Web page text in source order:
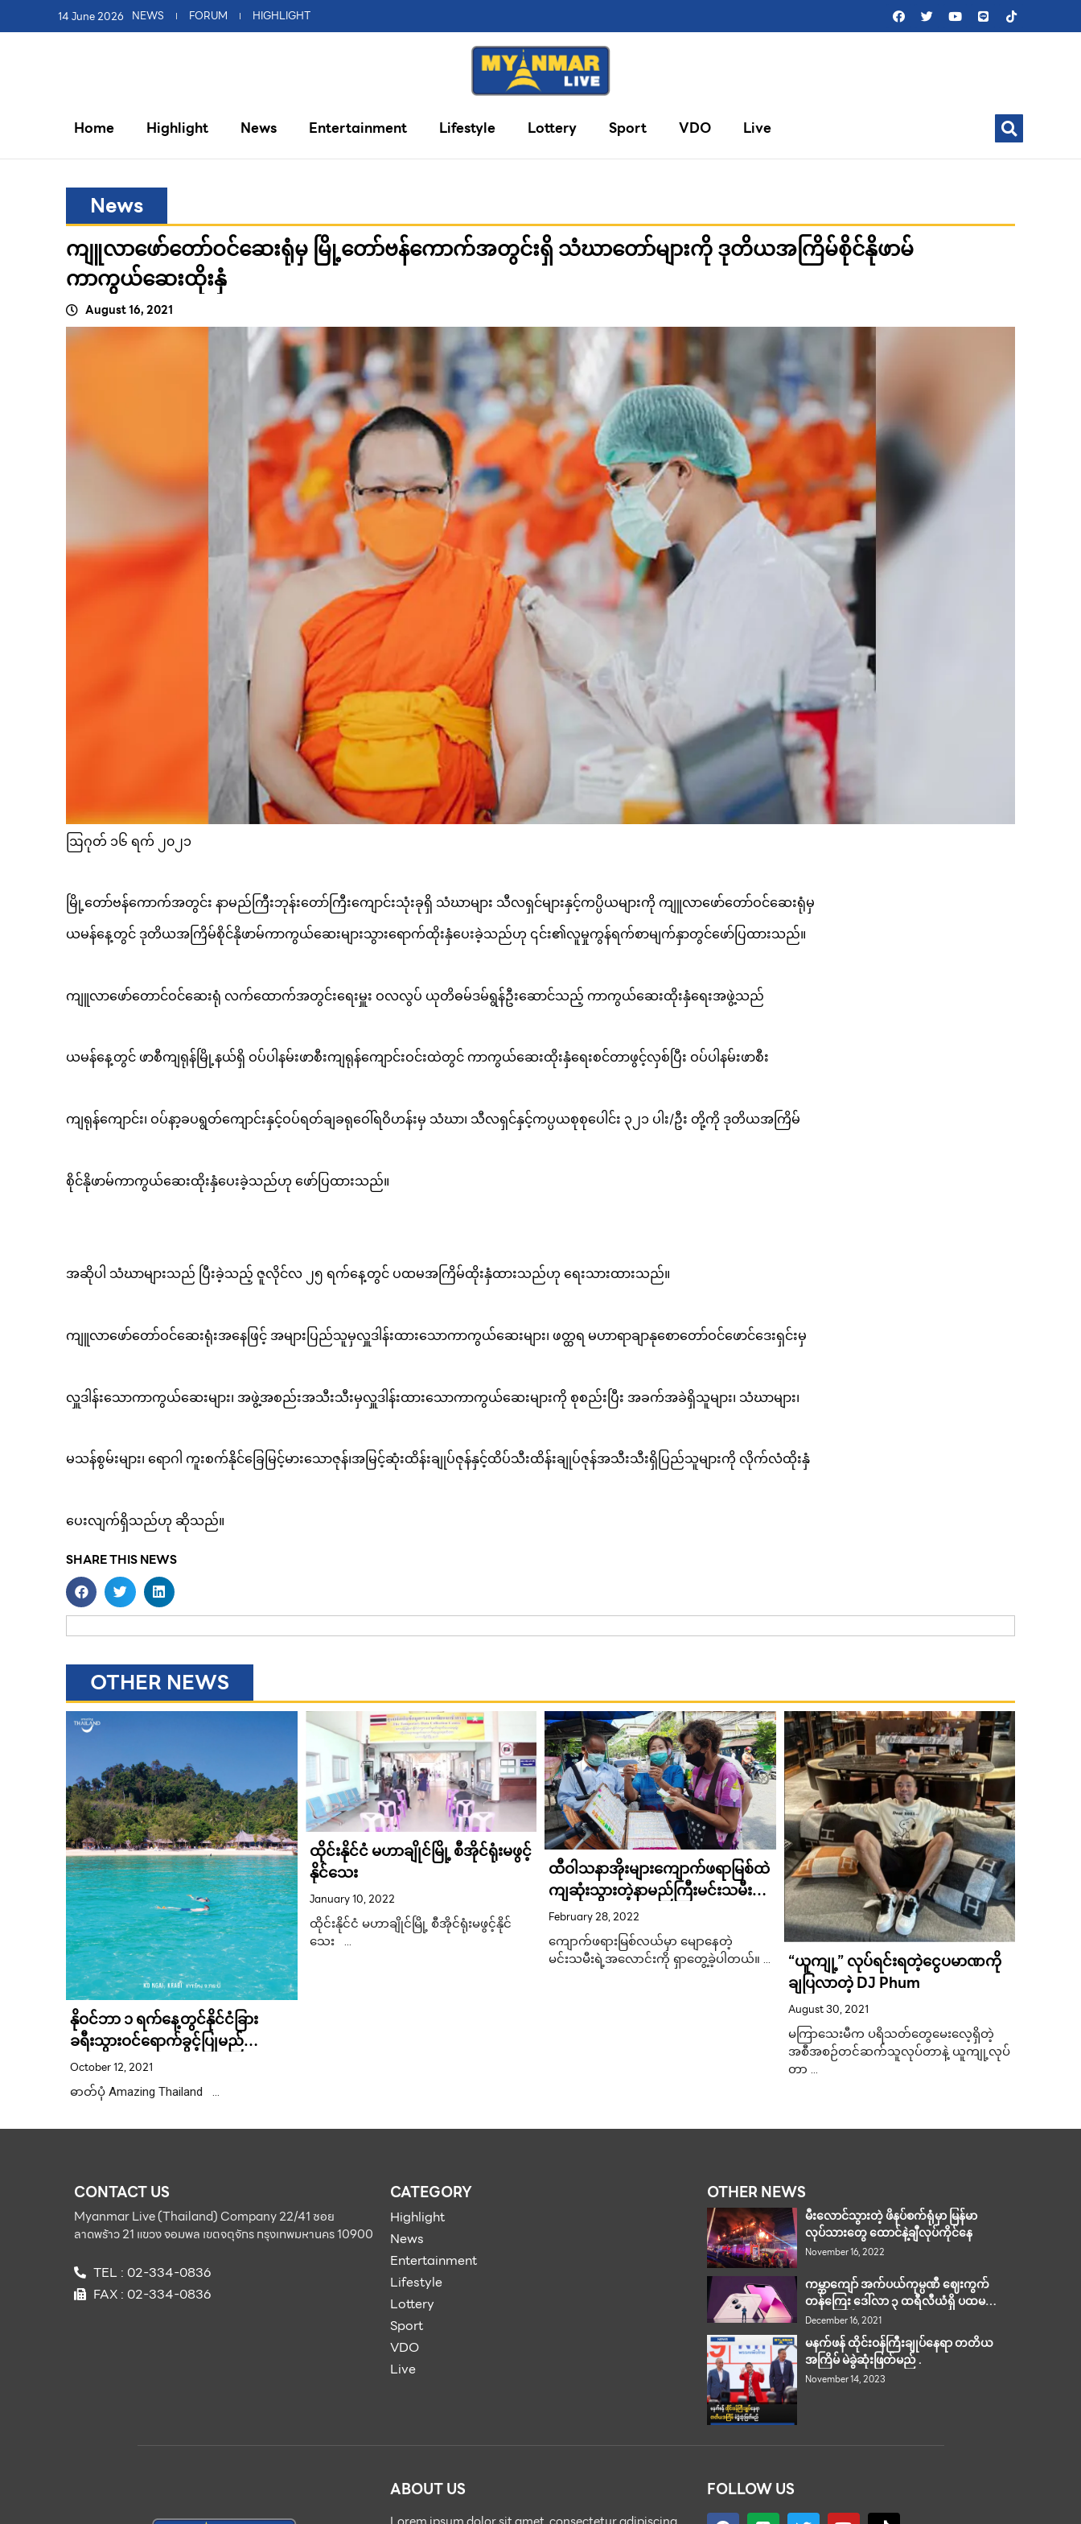
14 June 2026 NEWS FORUM HIGHLIGHT
Home Highlight News Entertainment Lifestyle Lottery Sport VDO Live
News
ကျူလာဖော်တော်ဝင်ဆေးရုံမှ မြို့တော်ဗန်ကောက်အတွင်းရှိ သံဃာတော်များကို ဒုတိယအကြိမ်စိုင်နိုဖာမ်
ကာကွယ်ဆေးထိုးနှံ
August 16, 2021
ဩဂုတ် ၁၆ ရက် ၂၀၂၁
မြို့တော်ဗန်ကောက်အတွင်း နာမည်ကြီးဘုန်းတော်ကြီးကျောင်းသုံးခုရှိ သံဃာများ သီလရှင်များနှင့်ကပ္ပိယများကို ကျူလာဖော်တော်ဝင်ဆေးရုံမှ
ယမန်နေ့တွင် ဒုတိယအကြိမ်စိုင်နိုဖာမ်ကာကွယ်ဆေးများသွားရောက်ထိုးနှံပေးခဲ့သည်ဟု ၎င်း၏လူမှုကွန်ရက်စာမျက်နှာတွင်ဖော်ပြထားသည်။
ကျူလာဖော်တောင်ဝင်ဆေးရုံ လက်ထောက်အတွင်းရေးမှူး ဝလလွပ် ယုတိဓမ်ဒမ်ရွန်ဦးဆောင်သည့် ကာကွယ်ဆေးထိုးနှံရေးအဖွဲ့သည်
ယမန်နေ့တွင် ဖာစီကျရုန်မြို့နယ်ရှိ ဝပ်ပါနမ်းဖာစီးကျရုန်ကျောင်းဝင်းထဲတွင် ကာကွယ်ဆေးထိုးနှံရေးစင်တာဖွင့်လှစ်ပြီး ဝပ်ပါနမ်းဖာစီး
ကျရုန်ကျောင်း၊ ဝပ်နာ့ခပရွတ်ကျောင်းနှင့်ဝပ်ရတ်ချခရုဝေါ်ရဝိဟန်းမှ သံဃာ၊ သီလရှင်နှင့်ကပ္ပယစုစုပေါင်း ၃၂၁ ပါး/ဦး တို့ကို ဒုတိယအကြိမ်
စိုင်နိုဖာမ်ကာကွယ်ဆေးထိုးနှံပေးခဲ့သည်ဟု ဖော်ပြထားသည်။
အဆိုပါ သံဃာများသည် ပြီးခဲ့သည့် ဇူလိုင်လ ၂၅ ရက်နေ့တွင် ပထမအကြိမ်ထိုးနှံထားသည်ဟု ရေးသားထားသည်။
ကျူလာဖော်တော်ဝင်ဆေးရုံးအနေဖြင့် အများပြည်သူမှလှူဒါန်းထားသောကာကွယ်ဆေးများ၊ ဖတ္ထရ မဟာရာချာနုစောတော်ဝင်ဖောင်ဒေးရှင်းမှ
လှူဒါန်းသောကာကွယ်ဆေးများ၊ အဖွဲ့အစည်းအသီးသီးမှလှူဒါန်းထားသောကာကွယ်ဆေးများကို စုစည်းပြီး အခက်အခဲရှိသူများ၊ သံဃာများ၊
မသန်စွမ်းများ၊ ရောဂါ ကူးစက်နိုင်ခြေမြင့်မားသောဇုန်၊အမြင့်ဆုံးထိန်းချုပ်ဇုန်နှင့်ထိပ်သီးထိန်းချုပ်ဇုန်အသီးသီးရှိပြည်သူများကို လိုက်လံထိုးနှံ
ပေးလျက်ရှိသည်ဟု ဆိုသည်။
SHARE THIS NEWS
OTHER NEWS
နိုဝင်ဘာ ၁ ရက်နေ့တွင်နိုင်ငံခြား
ခရီးသွားဝင်ရောက်ခွင့်ပြုမည်
ဒီဇင်ဘာ ၁ ရက်နေ့တွင်
စားသောက်ဆိုင်များ၌အရက်ဘီယာ
ထိုင်သောက်ခွင့်ပြုမည်
October 12, 2021
ဓာတ်ပုံ Amazing Thailand …
ထိုင်းနိုင်ငံ မဟာချိုင်မြို့ စီအိုင်ရုံးမဖွင့်
နိုင်သေး
January 10, 2022
ထိုင်းနိုင်ငံ မဟာချိုင်မြို့ စီအိုင်ရုံးမဖွင့်နိုင်
သေး …
ထီဝါသနာအိုးများကျောက်ဖရာမြစ်ထဲ
ကျဆုံးသွားတဲ့နာမည်ကြီးမင်းသမီးရဲ့
အသက် လှေနံပါတ် ကားနံပါတ် များ
ကိုဝယ်ယူကံစမ်းကြသည်။
February 28, 2022
ကျောက်ဖရားမြစ်လယ်မှာ မျောနေတဲ့
မင်းသမီးရဲ့အလောင်းကို ရှာတွေ့ခဲ့ပါတယ်။ …
“ယူကျု့” လုပ်ရင်းရတဲ့ငွေပမာဏကို
ချပြလာတဲ့ DJ Phum
August 30, 2021
မကြာသေးမီက ပရိသတ်တွေမေးလေ့ရှိတဲ့
အစီအစဉ်တင်ဆက်သူလုပ်တာနဲ့ ယူကျု့လုပ်
တာ …
CONTACT US
Myanmar Live (Thailand) Company 22/41 ซอย
ลาดพร้าว 21 แขวง จอมพล เขตจตุจักร กรุงเทพมหานคร 10900
TEL : 02-334-0836
FAX : 02-334-0836
CATEGORY
Highlight
News
Entertainment
Lifestyle
Lottery
Sport
VDO
Live
OTHER NEWS
မီးလောင်သွားတဲ့ ဖိနပ်စက်ရုံမှာ မြန်မာ
လုပ်သားတွေ ထောင်နဲ့ချီလုပ်ကိုင်နေ
November 16, 2022
ကမ္ဘာကျော် အက်ပယ်ကုမ္ပဏီ ဈေးကွက်
တန်ကြေး ဒေါ်လာ ၃ ထရီလီယံရှိ ပထမဆုံး
ကုမ္ပဏီဖြစ်လာ
December 16, 2021
မနက်ဖန် ထိုင်းဝန်ကြီးချုပ်နေရာ တတိယ
အကြိမ် မဲခွဲဆုံးဖြတ်မည် .
November 14, 2023
ABOUT US FOLLOW US